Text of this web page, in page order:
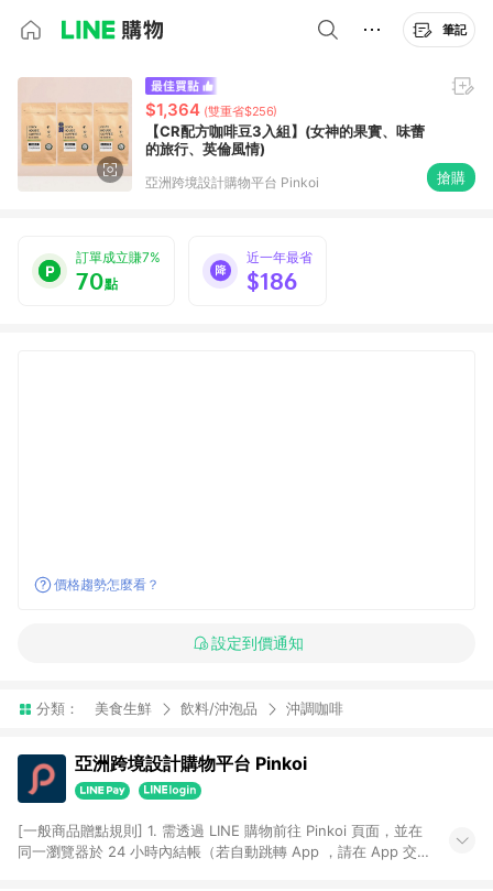
筆記
$1,364 (雙重省$256)
【CR配方咖啡豆3入組】(女神的果實、味蕾
的旅行、英倫風情)
亞洲跨境設計購物平台 Pinkoi 搶購
訂單成立賺7%
70點
近一年最省
$186
價格趨勢怎麼看？
設定到價通知
分類： 美食生鮮 飲料/沖泡品 沖調咖啡
亞洲跨境設計購物平台 Pinkoi
[一般商品贈點規則] 1. 需透過 LINE 購物前往 Pinkoi 頁面，並在
同一瀏覽器於 24 小時內結帳（若自動跳轉 App ，請在 App 交